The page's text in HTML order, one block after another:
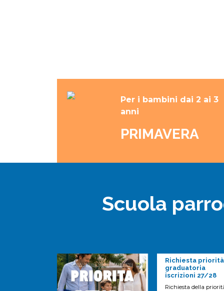
Per i bambini dai 2 ai 3
anni
PRIMAVERA
Scuola
Richiesta priorità
graduatoria
iscrizioni 27/28
Richiesta della